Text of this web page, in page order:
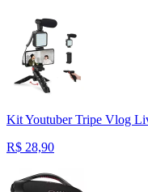
Kit Youtuber Tripe Vlog
R$ 28,90